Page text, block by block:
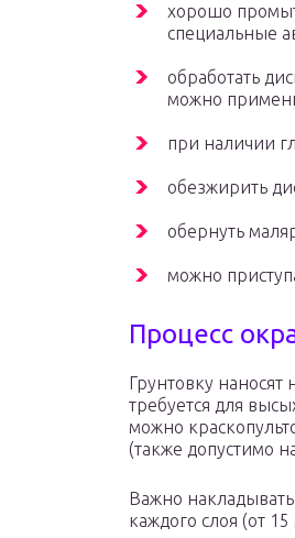
хорошо
специальные
обработать
можно
при наличии
обезжирить
обернуть
можно
Процесс
Грунтовку
требуется для
можно
(также допустимо
Важно
каждого слоя (от